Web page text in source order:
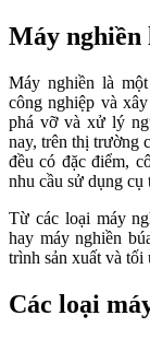
Máy nghiền
Máy nghiền là
công nghiệp và
phá vỡ và xử lý
nay, trên thị trường
đều có đặc điểm,
nhu cầu sử dụng cụ
Từ các loại máy
hay máy nghiền
trình sản xuất và tối
Các loại